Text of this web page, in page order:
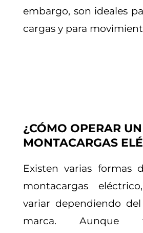
embargo, son ideales
cargas y para
¿CÓMO OPERAR UN
MONTACARGAS
Existen varias formas
montacargas
variar dependiendo
marca. Aunque